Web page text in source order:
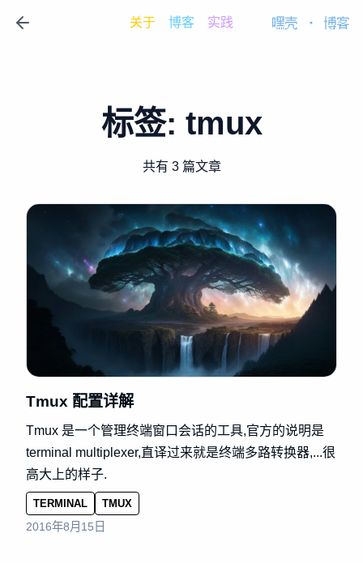
关于 博客 实践 嘿壳 · 博客
标签: tmux
共有 3 篇文章
Tmux 配置详解
Tmux 是一个管理终端窗口会话的工具,官方的说明是
terminal multiplexer,直译过来就是终端多路转换器,...很
高大上的样子.
TERMINAL TMUX
2016年8月15日